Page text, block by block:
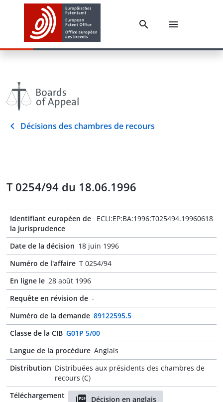
Décisions des chambres de recours
T 0254/94 du 18.06.1996
Identifiant européen de
la jurisprudence
ECLI:EP:BA:1996:T025494.19960618
Date de la décision 18 juin 1996
Numéro de l'affaire T 0254/94
En ligne le 28 août 1996
Requête en révision de -
Numéro de la demande 89122595.5
Classe de la CIB G01P 5/00
Langue de la procédure Anglais
Distribution Distribuées aux présidents des chambres de
recours (C)
Téléchargement
Décision en anglais